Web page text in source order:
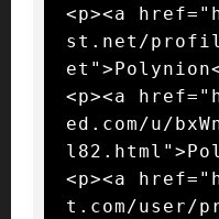
<p><a
st.net/
<p><a
ed.com/u/
<p><a
t.com/user/